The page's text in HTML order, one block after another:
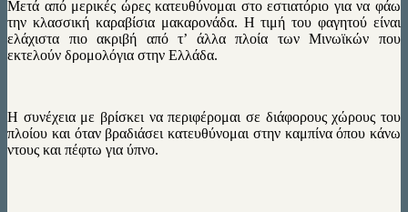
Μετά από μερικές ώρες κατευθύνομαι στο εστιατόριο για να φάω
την κλασσική καραβίσια μακαρονάδα. Η τιμή του φαγητού είναι
ελάχιστα πιο ακριβή από τ’ άλλα πλοία των Μινωϊκών που
εκτελούν δρομολόγια στην Ελλάδα.
Η συνέχεια με βρίσκει να περιφέρομαι σε διάφορους χώρους του
πλοίου και όταν βραδιάσει κατευθύνομαι στην καμπίνα όπου κάνω
ντους και πέφτω για ύπνο.